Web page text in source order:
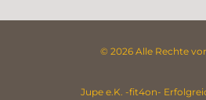
© 2026 Alle Rechte
Jupe e.K. -fit4on-